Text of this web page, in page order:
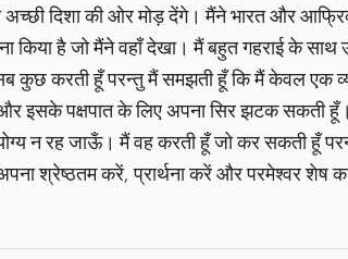
दिशा की ओर मोड़ देंगे। मैंने भारत और
है जो मैंने वहाँ देखा। मैं बहुत गहराई के साथ
करती हूँ परन्तु मैं समझती हूँ कि मैं केवल एक
इसके पक्षपात के लिए अपना सिर झटक सकती
न रह जाऊँ। मैं वह करती हूँ जो कर सकती हूँ
श्रेष्ठतम करें, प्रार्थना करें और परमेश्वर शेष